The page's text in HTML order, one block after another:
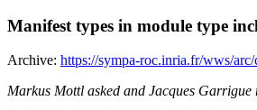
Manifest types in module type
Archive: https://sympa-roc.inria.fr/wws/
Markus Mottl asked and Jacques Garrigue